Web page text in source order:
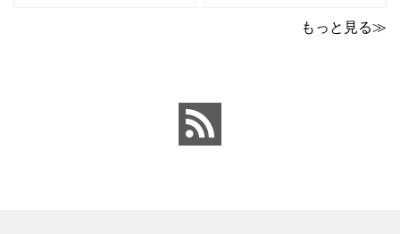
わいで、食欲がないとき
した食感と、具材
もっと見る≫